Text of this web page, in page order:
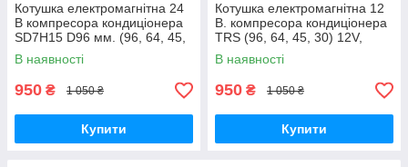
Котушка електромагнітна 24
В компресора кондиціонера
SD7H15 D96 мм. (96, 64, 45,
32) DAF, FIAT, LANCIA
В наявності
950 ₴ 1 050 ₴
Купити
Котушка електромагнітна 12
В. компресора кондиціонера
TRS (96, 64, 45, 30) 12V,
HONDA
В наявності
950 ₴ 1 050 ₴
Купити